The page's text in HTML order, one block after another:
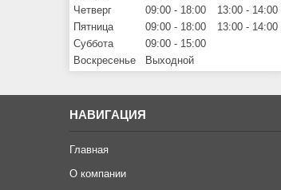
Четверг
09:00 18:00 13:00
14:00
Пятница
09:00 18:00 13:00
14:00
Суббота
09:00
15:00
Воскресенье
Выходной
НАВИГАЦИЯ
Главная
О компании